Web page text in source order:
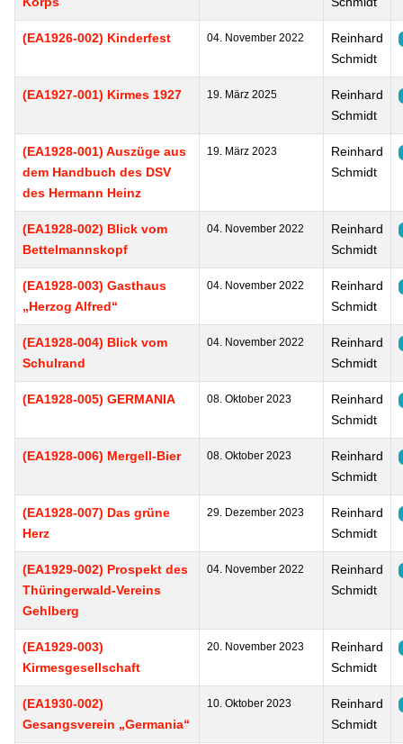
(EA1926-002) Kinderfest 04. November 2022
Reinhard
Schmidt
(EA1927-001) Kirmes 1927 19. März 2025
Reinhard
Schmidt
(EA1928-001) Auszüge aus
dem Handbuch des DSV
des Hermann Heinz
19. März 2023
Reinhard
Schmidt
(EA1928-002) Blick vom
Bettelmannskopf
04. November 2022
Reinhard
Schmidt
(EA1928-003) Gasthaus
„Herzog Alfred“
04. November 2022
Reinhard
Schmidt
(EA1928-004) Blick vom
Schulrand
04. November 2022
Reinhard
Schmidt
(EA1928-005) GERMANIA 08. Oktober 2023
Reinhard
Schmidt
(EA1928-006) Mergell-Bier 08. Oktober 2023
Reinhard
Schmidt
(EA1928-007) Das grüne
Herz
29. Dezember 2023
Reinhard
Schmidt
(EA1929-002) Prospekt des
Thüringerwald-Vereins
Gehlberg
04. November 2022
Reinhard
Schmidt
(EA1929-003)
Kirmesgesellschaft
20. November 2023
Reinhard
Schmidt
(EA1930-002)
Gesangsverein „Germania“
10. Oktober 2023
Reinhard
Schmidt